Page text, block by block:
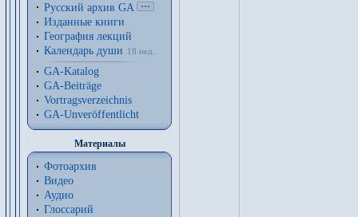
Русский архив GA
Изданные книги
География лекций
Календарь души
18 нед.
GA-Katalog
GA-Beiträge
Vortragsverzeichnis
GA-Unveröffentlicht
Материалы
Фотоархив
Видео
Аудио
Глоссарий